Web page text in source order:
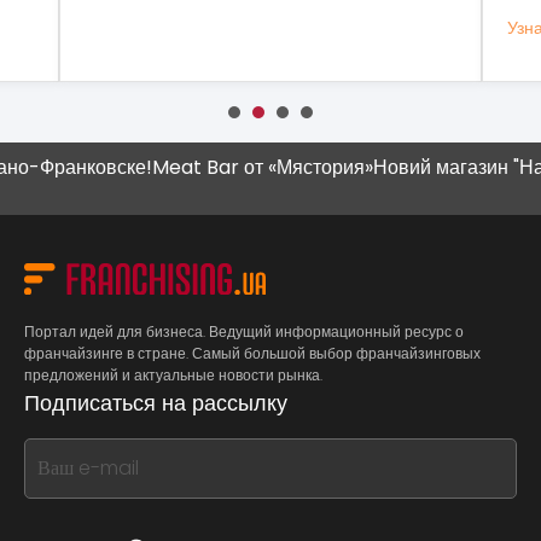
Meat Bar от «Мястория»Новий магазин "Наш
Портал идей для бизнеса. Ведущий информационный ресурс о
франчайзинге в стране. Самый большой выбор франчайзинговых
предложений и актуальные новости рынка.
Подписаться на рассылку
If
you